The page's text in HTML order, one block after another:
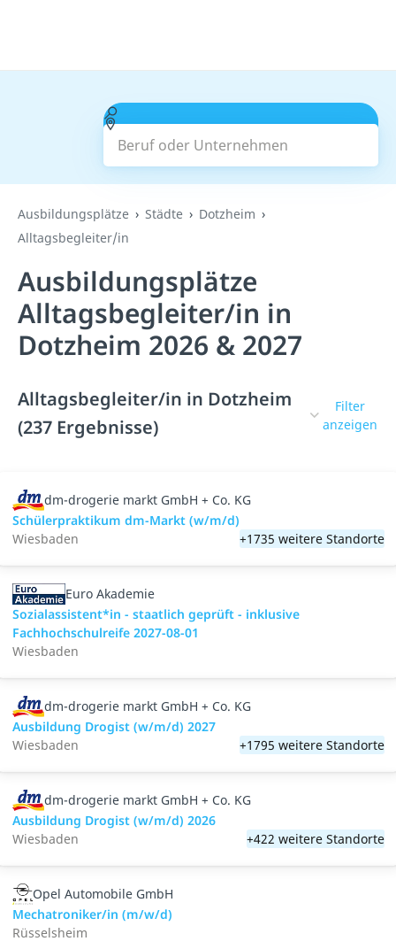
Beruf oder Unternehmen
Suchen
Ausbildungsplätze Städte
Dotzheim
Alltagsbegleiter/in
Ausbildungsplätze
Alltagsbegleiter/in in
Dotzheim 2026 & 2027
Alltagsbegleiter/in in Dotzheim
(237 Ergebnisse)
Filter
anzeigen
dm-drogerie markt GmbH + Co. KG
Schülerpraktikum dm-Markt (w/m/d)
Wiesbaden
+1735 weitere Standorte
Euro Akademie
Sozialassistent*in - staatlich geprüft - inklusive
Fachhochschulreife 2027-08-01
Wiesbaden
dm-drogerie markt GmbH + Co. KG
Ausbildung Drogist (w/m/d) 2027
Wiesbaden
+1795 weitere Standorte
dm-drogerie markt GmbH + Co. KG
Ausbildung Drogist (w/m/d) 2026
Wiesbaden
+422 weitere Standorte
Opel Automobile GmbH
Mechatroniker/in (m/w/d)
Rüsselsheim